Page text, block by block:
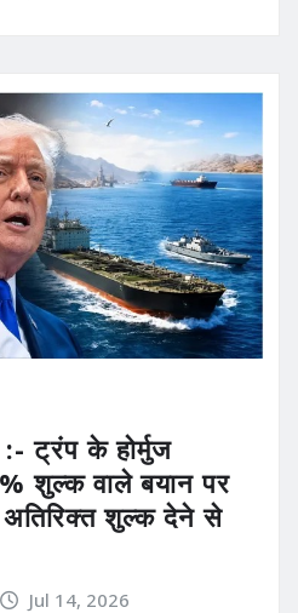
के होर्मुज
शुल्क वाले बयान पर
शुल्क देने से
Jul 14, 2026